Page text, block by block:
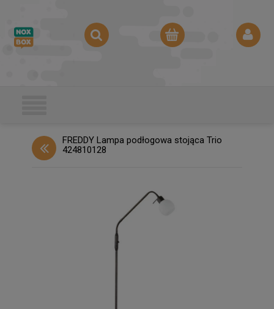
FREDDY Lampa podłogowa stojąca Trio
424810128